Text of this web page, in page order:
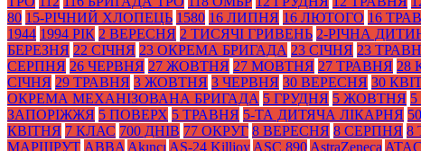
80 15-РІЧНИЙ ХЛОПЕЦЬ 1580 16 ЛИПНЯ 16 ЛЮТОГО 16
1944 1994 РІК 2 ВЕРЕСНЯ 2 ТИСЯЧІ ГРИВЕНЬ 2-РІЧНА
БЕРЕЗНЯ 22 СІЧНЯ 23 ОКРЕМА БРИГАДА 23 СІЧНЯ 23
СЕРПНЯ 26 ЧЕРВНЯ 27 ЖОВТНЯ 27 МОВТНЯ 27 ТРАВНЯ 28
СІЧНЯ 29 ТРАВНЯ 3 ЖОВТНЯ 3 ЧЕРВНЯ 30 ВЕРЕСНЯ 30
ОКРЕМА МЕХАНІЗОВАНА БРИГАДА 5 ГРУДНЯ 5 ЖОВТНЯ
ЗАПОРІЖЖЯ 5 ПОВЕРХ 5 ТРАВНЯ 5-ТА ДИТЯЧА ЛІКАРНЯ
КВІТНЯ 7 КЛАС 700 ДНІВ 77 ОКРУГ 8 ВЕРЕСНЯ 8 СЕРПНЯ 8
МАРШРУТ ABBA Akıncı AS-24 Killjoy ASC 890 AstraZeneca